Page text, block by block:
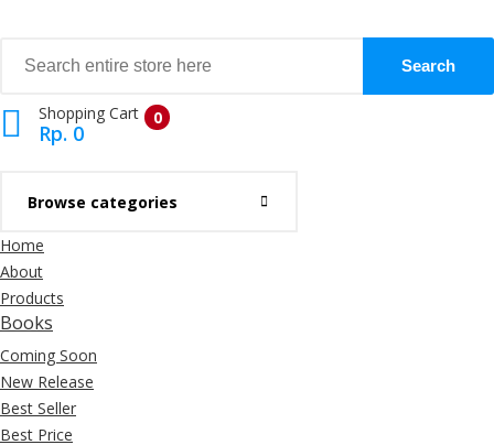
Search
0
Shopping Cart
Rp. 0
View Cart
Browse categories
Home
About
Products
Books
Coming Soon
New Release
Best Seller
Best Price